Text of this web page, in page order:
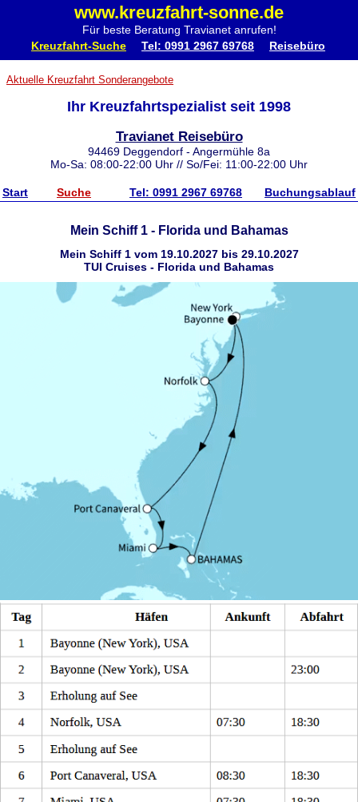
www.kreuzfahrt-sonne.de
Für beste Beratung Travianet anrufen!
Kreuzfahrt-Suche Tel: 0991 2967 69768 Reisebüro
Aktuelle Kreuzfahrt Sonderangebote
Ihr Kreuzfahrtspezialist seit 1998
Travianet Reisebüro
94469 Deggendorf - Angermühle 8a
Mo-Sa: 08:00-22:00 Uhr // So/Fei: 11:00-22:00 Uhr
Start Suche Tel: 0991 2967 69768 Buchungsablauf
Mein Schiff 1 - Florida und Bahamas
Mein Schiff 1 vom 19.10.2027 bis 29.10.2027
TUI Cruises - Florida und Bahamas